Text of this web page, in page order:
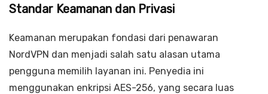
Standar Keamanan dan Privasi
Keamanan merupakan fondasi dari penawaran
NordVPN dan menjadi salah satu alasan utama
pengguna memilih layanan ini. Penyedia ini
menggunakan enkripsi AES-256, yang secara luas